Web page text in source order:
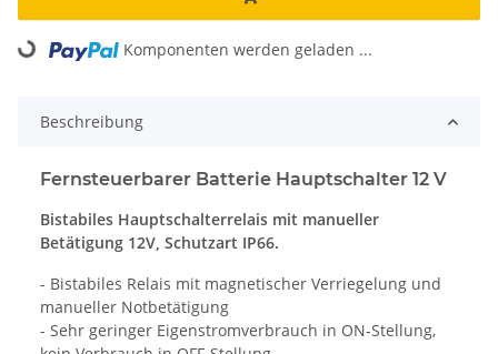
Loading... Komponenten werden geladen ...
Beschreibung
Fernsteuerbarer Batterie Hauptschalter 12 V
Bistabiles Hauptschalterrelais mit manueller
Betätigung 12V, Schutzart IP66.
- Bistabiles Relais mit magnetischer Verriegelung und
manueller Notbetätigung
- Sehr geringer Eigenstromverbrauch in ON-Stellung,